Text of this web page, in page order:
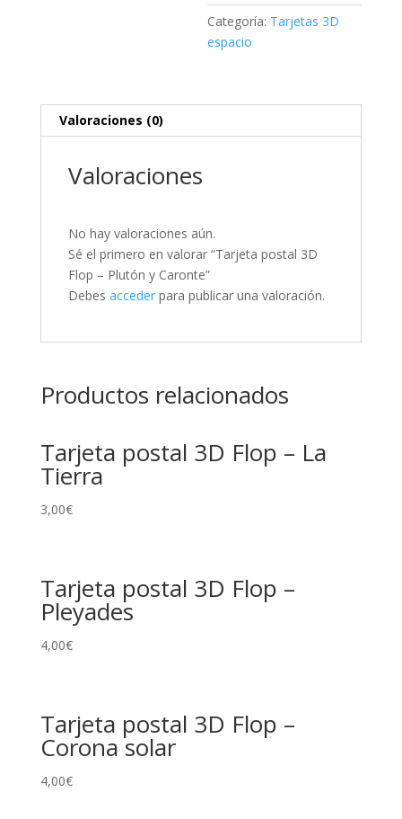
cantidad
Categoría: Tarjetas 3D
espacio
Valoraciones (0)
Valoraciones
No hay valoraciones aún.
Sé el primero en valorar “Tarjeta postal 3D
Flop – Plutón y Caronte”
Debes accederpara publicar una valoración.
Productos relacionados
Tarjeta postal 3D Flop – La
Tierra
3,00€
Tarjeta postal 3D Flop –
Pleyades
4,00€
Tarjeta postal 3D Flop –
Corona solar
4,00€